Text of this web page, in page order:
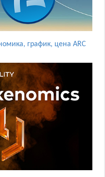
график, цена ARC